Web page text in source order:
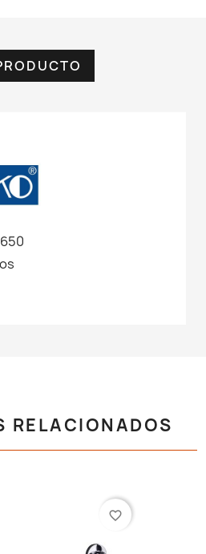
RELACIONADOS
favorite_border